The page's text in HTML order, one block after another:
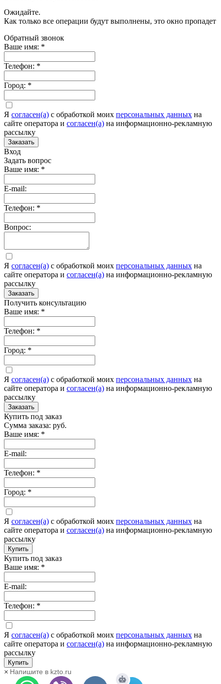
Ожидайте.
Как только все операции будут выполнены, это окно пропадет
Обратный звонок
Ваше имя: *
Телефон: *
Город: *
Я согласен(а) c обработкой моих персональных данных на
сайте оператора и согласен(а) на информационно-рекламную
рассылку
Заказать
Вход
Задать вопрос
Ваше имя: *
E-mail:
Телефон: *
Вопрос:
Я согласен(а) c обработкой моих персональных данных на
сайте оператора и согласен(а) на информационно-рекламную
рассылку
Заказать
Получить консультацию
Ваше имя: *
Телефон: *
Город: *
Я согласен(а) c обработкой моих персональных данных на
сайте оператора и согласен(а) на информационно-рекламную
рассылку
Заказать
Купить под заказ
Сумма заказа: руб.
Ваше имя: *
E-mail:
Телефон: *
Город: *
Я согласен(а) c обработкой моих персональных данных на
сайте оператора и согласен(а) на информационно-рекламную
рассылку
Купить
Купить под заказ
Ваше имя: *
E-mail:
Телефон: *
Я согласен(а) c обработкой моих персональных данных на
сайте оператора и согласен(а) на информационно-рекламную
рассылку
Купить
Напишите в kzto.ru
×